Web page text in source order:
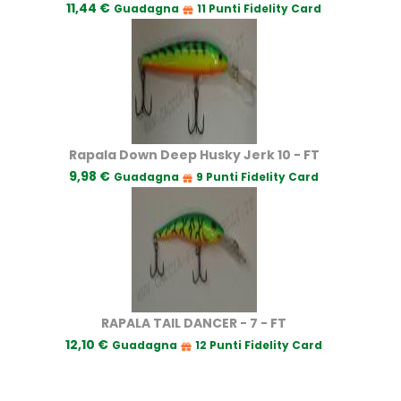
11,44 € Guadagna 11 Punti Fidelity Card
Rapala Down Deep Husky Jerk 10 - FT
9,98 € Guadagna 9 Punti Fidelity Card
RAPALA TAIL DANCER - 7 - FT
12,10 € Guadagna 12 Punti Fidelity Card